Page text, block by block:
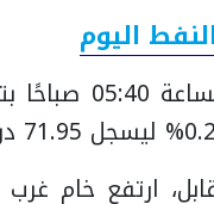
اليوم